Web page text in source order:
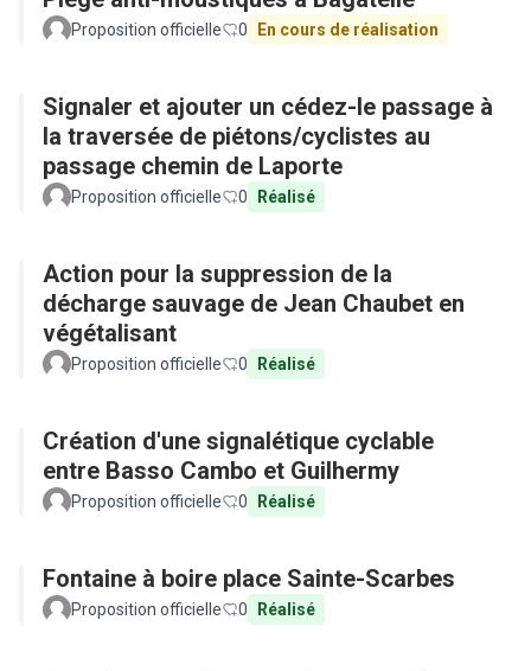
Proposition officielle 0 En cours de réalisation
Signaler et ajouter un cédez-le passage à
la traversée de piétons/cyclistes au
passage chemin de Laporte
Proposition officielle 0 Réalisé
Action pour la suppression de la
décharge sauvage de Jean Chaubet en
végétalisant
Proposition officielle 0 Réalisé
Création d'une signalétique cyclable
entre Basso Cambo et Guilhermy
Proposition officielle 0 Réalisé
Fontaine à boire place Sainte-Scarbes
Proposition officielle 0 Réalisé